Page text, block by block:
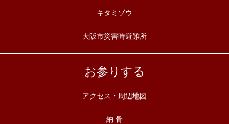
キタミゾウ
大阪市災害時避難所
お参りする
アクセス・周辺地図
納 骨